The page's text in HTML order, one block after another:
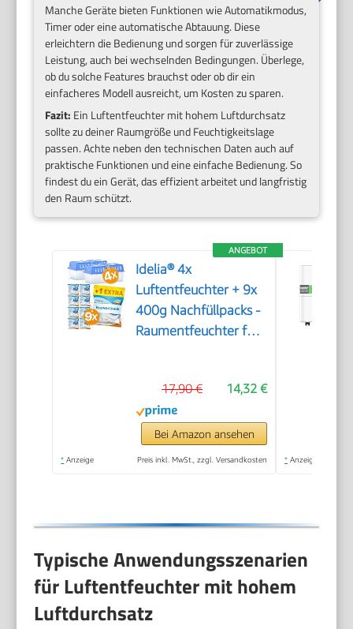
Manche Geräte bieten Funktionen wie Automatikmodus,
Timer oder eine automatische Abtauung. Diese
erleichtern die Bedienung und sorgen für zuverlässige
Leistung, auch bei wechselnden Bedingungen. Überlege,
ob du solche Features brauchst oder ob dir ein
einfacheres Modell ausreicht, um Kosten zu sparen.
Fazit: Ein Luftentfeuchter mit hohem Luftdurchsatz
sollte zu deiner Raumgröße und Feuchtigkeitslage
passen. Achte neben den technischen Daten auch auf
praktische Funktionen und eine einfache Bedienung. So
findest du ein Gerät, das effizient arbeitet und langfristig
den Raum schützt.
ANGEBOT
Idelia® 4x
Luftentfeuchter + 9x
400g Nachfüllpacks -
Raumentfeuchter für
Luftentfeuchter
Granulat (4x
Entfeuchter + 9x
Nachfüllpacks)
14,32 €
17,90 €
Bei Amazon ansehen
* Anzeige Preis inkl. MwSt., zzgl. Versandkosten * Anzeige
Typische Anwendungsszenarien
für Luftentfeuchter mit hohem
Luftdurchsatz